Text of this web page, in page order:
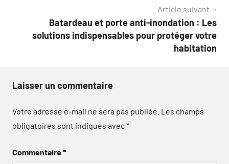
Article suivant
Batardeau et porte anti-inondation : Les
solutions indispensables pour protéger votre
habitation
Laisser un commentaire
Votre adresse e-mail ne sera pas publiée. Les champs
obligatoires sont indiqués avec*
Commentaire*